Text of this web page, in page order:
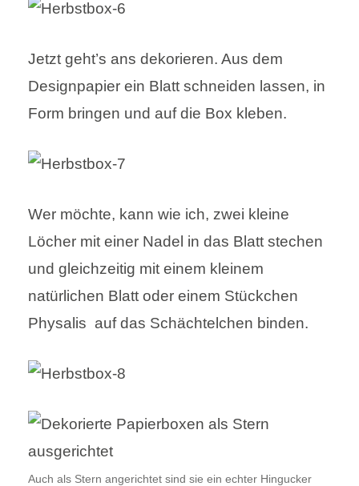
Jetzt geht’s ans dekorieren. Aus dem
Designpapier ein Blatt schneiden lassen, in
Form bringen und auf die Box kleben.
Wer möchte, kann wie ich, zwei kleine
Löcher mit einer Nadel in das Blatt stechen
und gleichzeitig mit einem kleinem
natürlichen Blatt oder einem Stückchen
Physalis auf das Schächtelchen binden.
Auch als Stern angerichtet sind sie ein echter Hingucker